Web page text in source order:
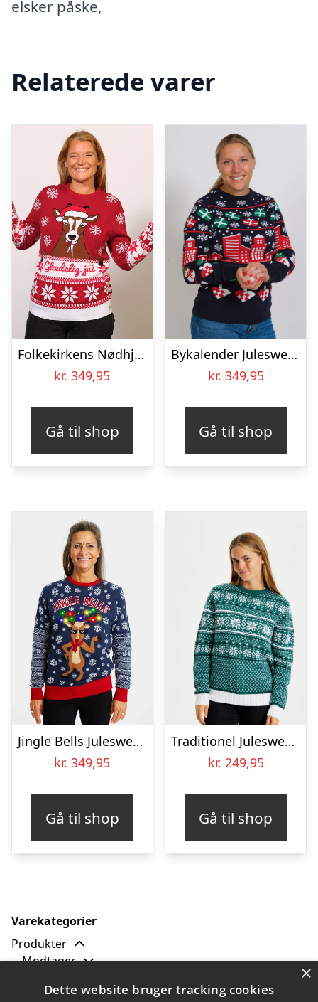
elsker påske,
Relaterede varer
Folkekirkens Nødhjælp Julesweater – dame / kvinder.
kr. 349,95
Gå til shop
Bykalender Julesweateren – dame / kvinder.
kr. 349,95
Gå til shop
Jingle Bells Julesweateren – dame / kvinder
kr. 349,95
Gå til shop
Traditionel Julesweater Grøn – dame / kvinder
kr. 249,95
Gå til shop
Varekategorier
Produkter
Modtager
Typer
×
Dette website bruger tracking cookies